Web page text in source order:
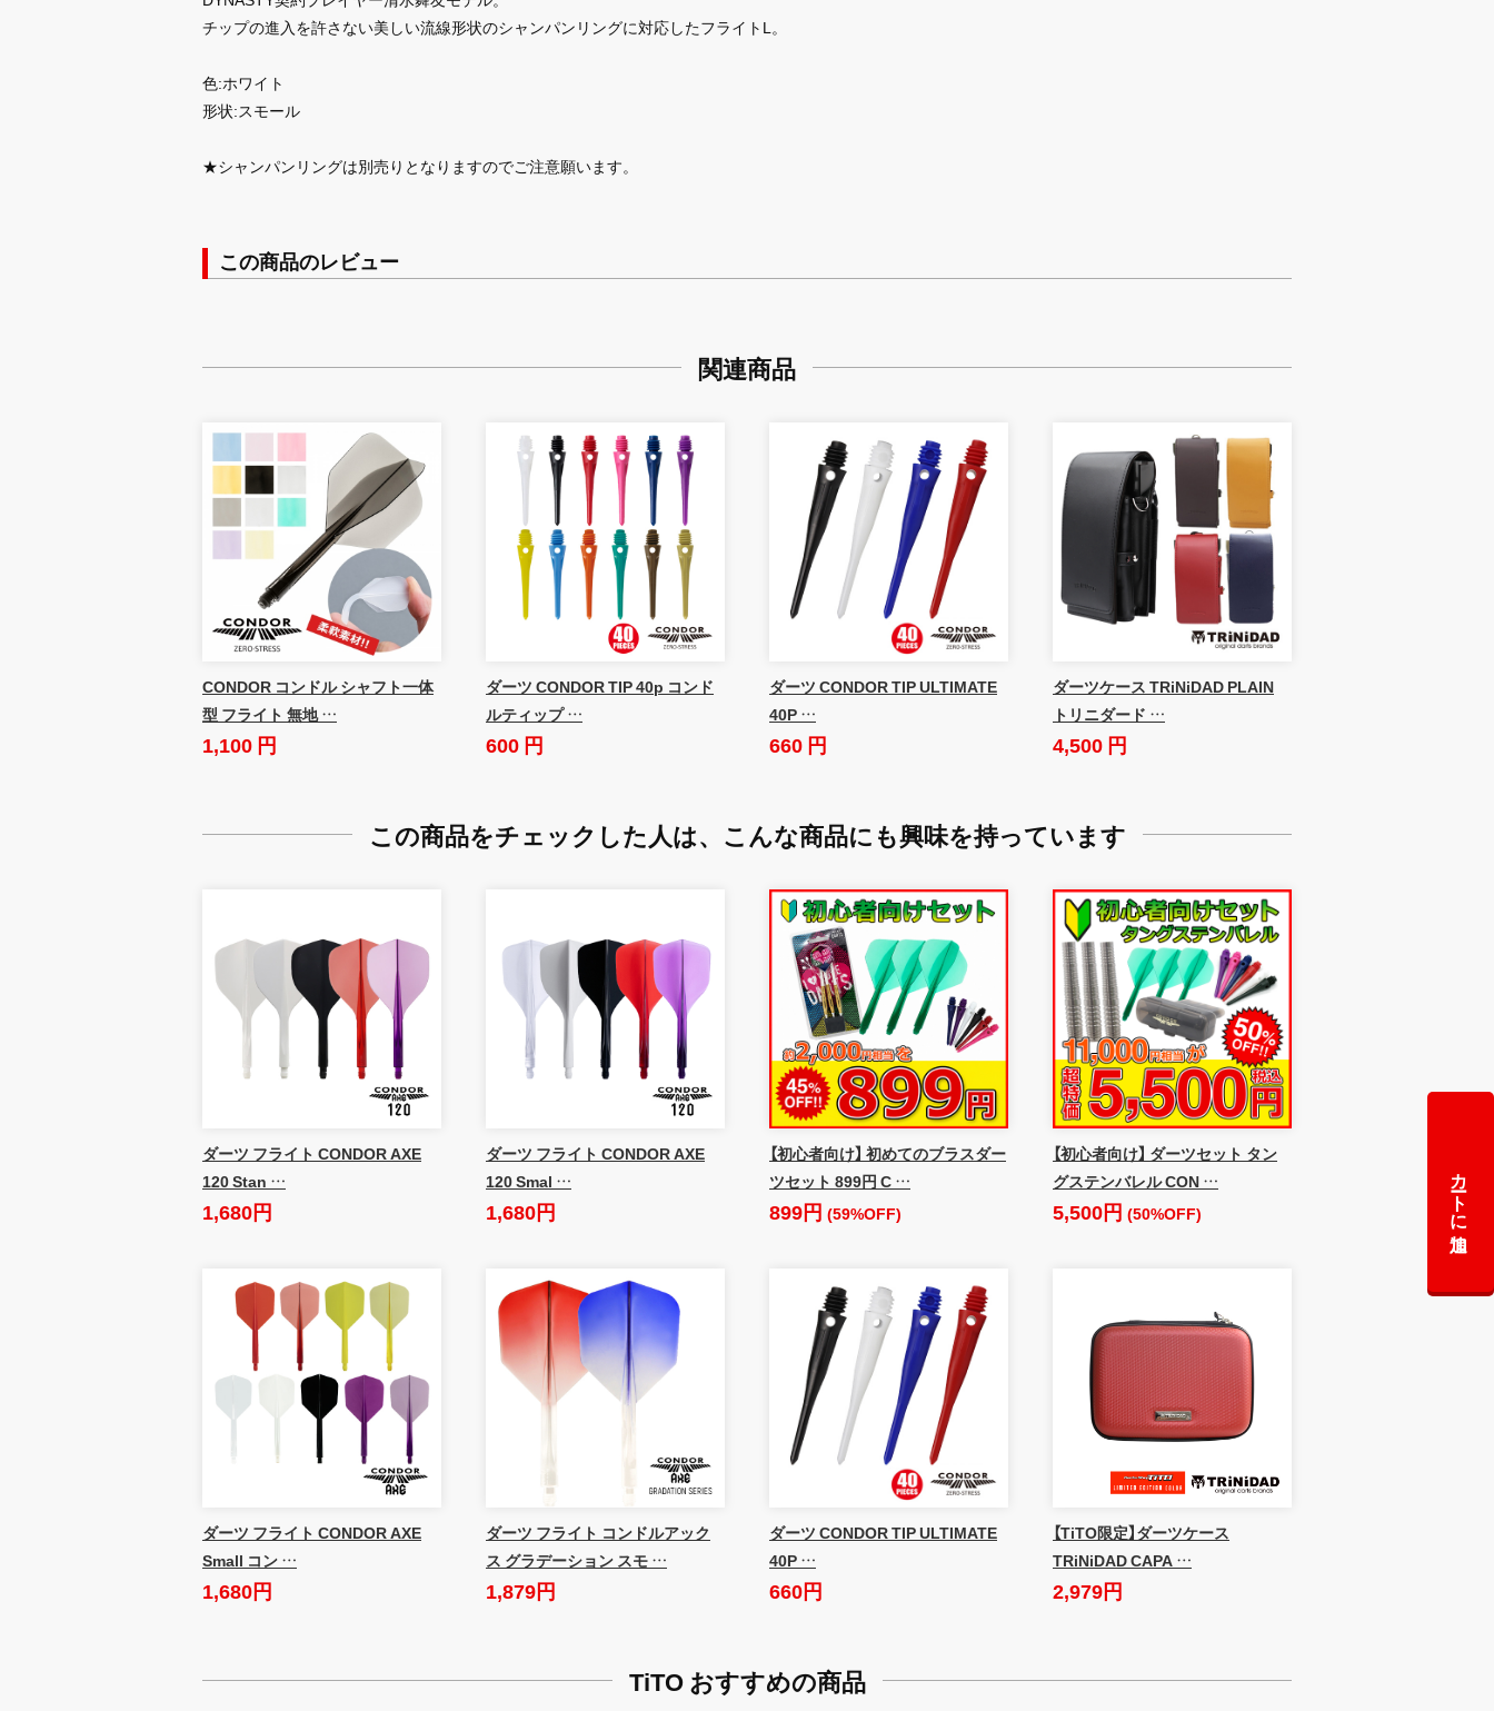
カートに追加
チップの進入を許さない美しい流線形状のシャンパンリングに対応したフライトL。
色:ホワイト
形状:スモール
★シャンパンリングは別売りとなりますのでご注意願います。
この商品のレビュー
関連商品
CONDOR コンドル シャフト一体
型 フライト 無地 …
1,100 円
ダーツ CONDOR TIP 40p コンド
ルティップ …
600 円
ダーツ CONDOR TIP ULTIMATE
40P …
660 円
ダーツケース TRiNiDAD PLAIN
トリニダード …
4,500 円
この商品をチェックした人は、 こんな商品にも興味を持っています
ダーツ フライト CONDOR AXE
120 Stan …
1,680円
ダーツ フライト CONDOR AXE
120 Smal …
1,680円
【初心者向け】 初めてのブラスダー
ツセット 899円 C …
899円 (59%OFF)
【初心者向け】 ダーツセット タン
グステンバレル CON …
5,500円 (50%OFF)
ダーツ フライト CONDOR AXE
Small コン …
1,680円
ダーツ フライト コンドルアック
ス グラデーション スモ …
1,879円
ダーツ CONDOR TIP ULTIMATE
40P …
660円
【TiTO限定】ダーツケース
TRiNiDAD CAPA …
2,979円
TiTO おすすめの商品